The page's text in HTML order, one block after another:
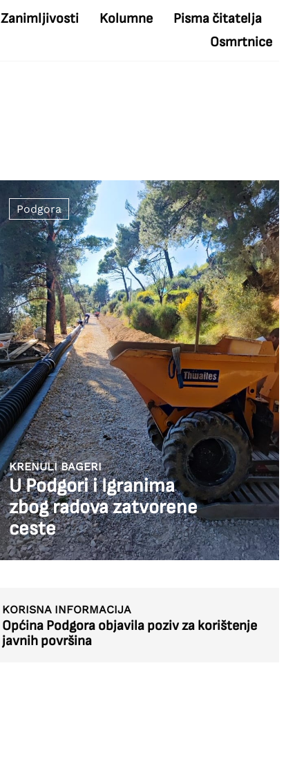
Zanimljivosti Kolumne
Pisma čitatelja
Osmrtnice
Podgora
KRENULI BAGERI
U Podgori i Igranima
zbog radova zatvorene
ceste
KORISNA INFORMACIJA
Općina Podgora objavila poziv za korištenje
javnih površina